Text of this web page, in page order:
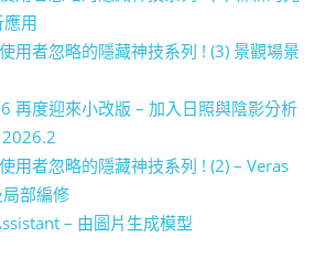
用
用者忽略的隱藏神技系列 ! (3) 景觀場景
再度迎來小改版 – 加入日照與陰影分析
用者忽略的隱藏神技系列 ! (2) – Veras
部編修
– 由圖片生成模型